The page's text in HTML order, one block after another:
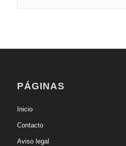
PÁGINAS
Inicio
Contacto
Aviso legal